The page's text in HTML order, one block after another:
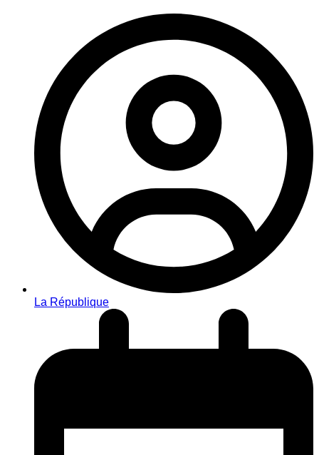
La République